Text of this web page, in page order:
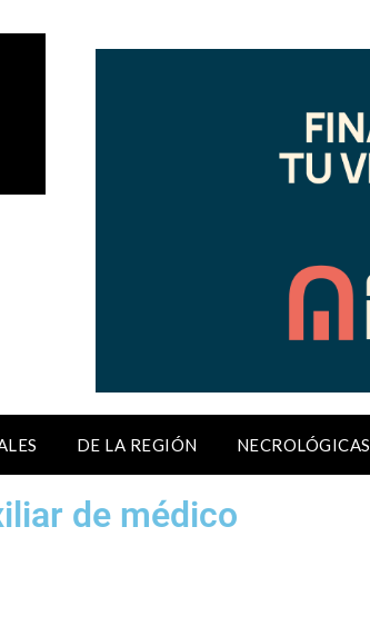
DE LA REGIÓN NECROLÓGICAS
de médico